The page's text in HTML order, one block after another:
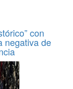
con
negativa de